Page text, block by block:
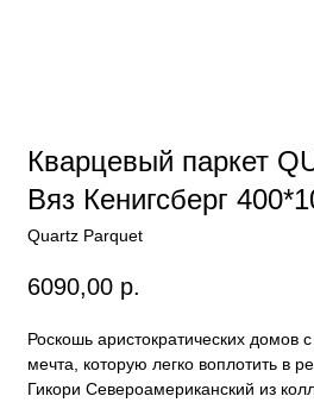
Кварцевый паркет
Вяз Кенигсберг
Quartz Parquet
6090,00 р.
Роскошь аристократических
мечта, которую легко воплотить в
Гикори Североамериканский из